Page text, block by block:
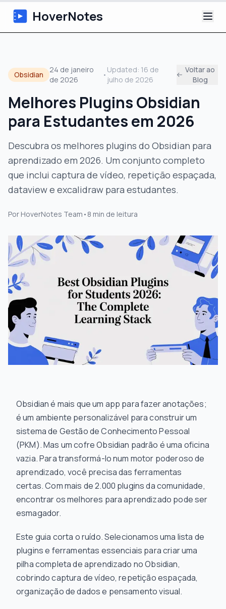
HoverNotes
Extension
Notas de Vídeo com IA
Sobre
Obsidian
24 de janeiro
de 2026
•
Updated: 16 de
julho de 2026
Voltar ao
Blog
Melhores Plugins Obsidian
para Estudantes em 2026
Descubra os melhores plugins do Obsidian para
aprendizado em 2026. Um conjunto completo
que inclui captura de vídeo, repetição espaçada,
dataview e excalidraw para estudantes.
Por HoverNotes Team • 8 min de leitura
Obsidian é mais que um app para fazer anotações;
é um ambiente personalizável para construir um
sistema de Gestão de Conhecimento Pessoal
(PKM). Mas um cofre Obsidian padrão é uma oficina
vazia. Para transformá-lo num motor poderoso de
aprendizado, você precisa das ferramentas
certas. Com mais de 2.000 plugins da comunidade,
encontrar os melhores para aprendizado pode ser
esmagador.
Este guia corta o ruído. Selecionamos uma lista de
plugins e ferramentas essenciais para criar uma
pilha completa de aprendizado no Obsidian,
cobrindo captura de vídeo, repetição espaçada,
organização de dados e pensamento visual.